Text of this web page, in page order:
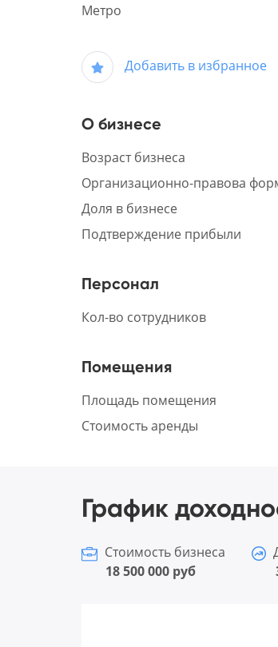
Метро
Добавить в избранное
О бизнесе
Возраст бизнеса
Организационно-правова
Доля в бизнесе
Подтверждение прибыли
Персонал
Кол-во сотрудников
Помещения
Площадь помещения
Стоимость аренды
График
Стоимость бизнеса
18 500 000 руб